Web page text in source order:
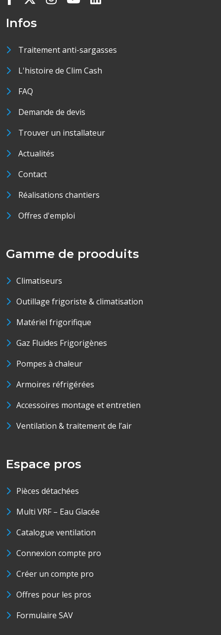
Infos
Traitement anti-sargasses
L'histoire de Clim Cash
FAQ
Demande de devis
Trouver un installateur
Actualités
Contact
Réalisations chantiers
Offres d'emploi
Gamme de prooduits
Climatiseurs
Outillage frigoriste & climatisation
Matériel frigorifique
Gaz Fluides Frigorigènes
Pompes à chaleur
Armoires réfrigérées
Accessoires montage et entretien
Ventilation & traitement de l’air
Espace pros
Pièces détachées
Multi VRF – Eau Glacée
Catalogue ventilation
Connexion compte pro
Créer un compte pro
Offres pour les pros
Formulaire SAV